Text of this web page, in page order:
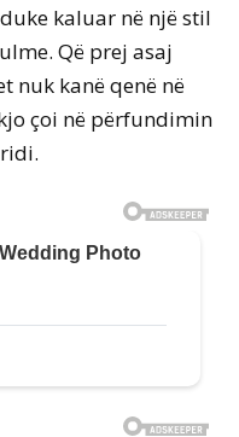
kaluar në një stil
Që prej asaj
nuk kanë qenë në
çoi në përfundimin